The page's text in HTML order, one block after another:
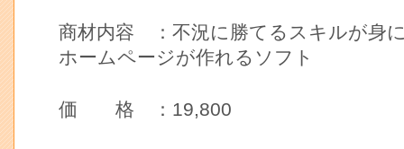
商材内容 ：不況に勝てるスキルが身
ホームページが作れるソフト
価 格 ：19,800